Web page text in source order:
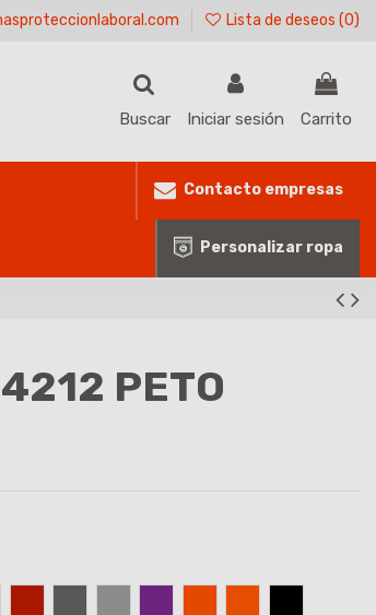
Lista de deseos (0)
Buscar Iniciar sesión Carrito
Contacto empresas
Personalizar ropa
PETO